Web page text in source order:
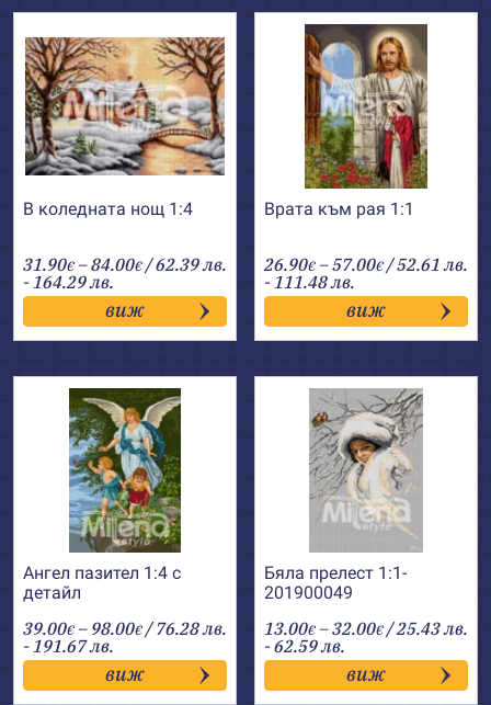
В коледната нощ 1:4
31.90€ –84.00€Price
range:
31.90€
through
84.00€
/ 62.39 лв.
- 164.29 лв.
виж
Врата към рая 1:1
26.90€ –57.00€Price
range:
26.90€
through
57.00€
/ 52.61 лв.
- 111.48 лв.
виж
Ангел пазител 1:4 с
детайл
39.00€ – 98.00€Price
range:
39.00€
through
98.00€
/ 76.28 лв.
- 191.67 лв.
виж
Бяла прелест 1:1-
201900049
13.00€ –32.00€Price
range:
13.00€
through
32.00€
/ 25.43 лв.
- 62.59 лв.
виж